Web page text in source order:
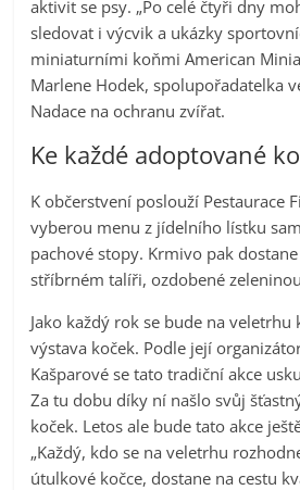
aktivit se psy. „Po celé čtyři dny
sledovat i výcvik a ukázky
miniaturními koňmi American
Marlene Hodek, spolupořadatelka
Nadace na ochranu zvířat.
Ke každé adoptované
K občerstvení poslouží Pestaurace
vyberou menu z jídelního lístku
pachové stopy. Krmivo pak
stříbrném talíři, ozdobené
Jako každý rok se bude na
výstava koček. Podle její
Kašparové se tato tradiční akce
Za tu dobu díky ní našlo svůj
koček. Letos ale bude tato akce
„Každý, kdo se na veletrhu
útulkové kočce, dostane na cestu